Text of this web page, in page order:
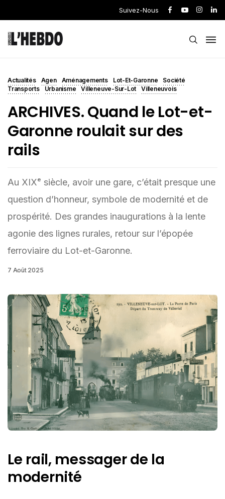
Suivez-Nous
Actualités Agen Aménagements Lot-Et-Garonne
Société
Transports
Urbanisme Villeneuve-Sur-Lot Villeneuvois
ARCHIVES. Quand le Lot-et-
Garonne roulait sur des
rails
Au XIXᵉ siècle, avoir une gare, c’était presque une
question d’honneur, symbole de modernité et de
prospérité. Des grandes inaugurations à la lente
agonie des lignes rurales, retour sur l’épopée
ferroviaire du Lot-et-Garonne.
7 Août 2025
Le rail, messager de la
modernité